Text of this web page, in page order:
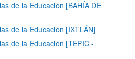
de la Educación [BAHÍA DE
de la Educación [IXTLÁN]
de la Educación [TEPIC -